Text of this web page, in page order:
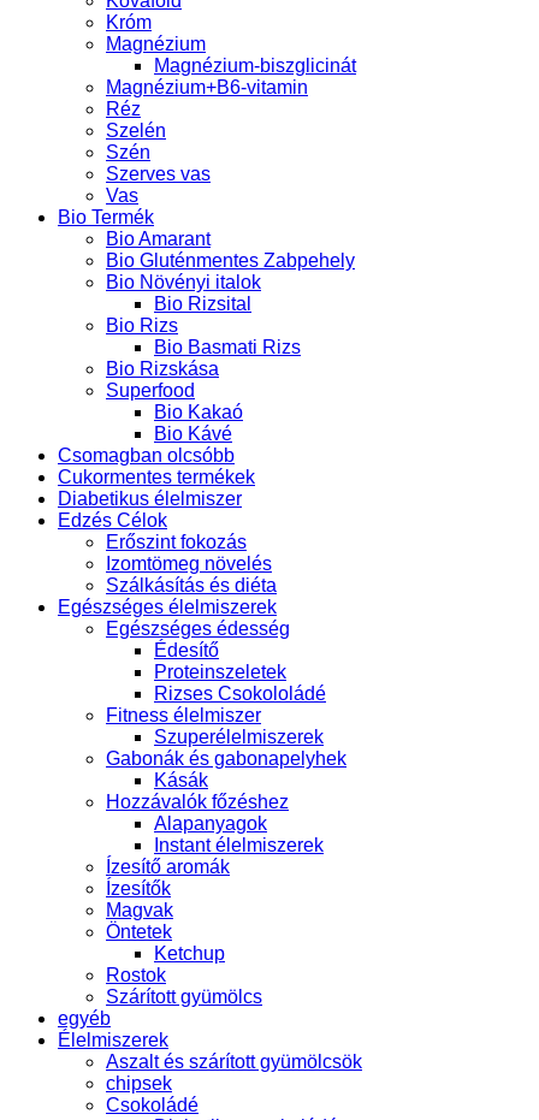
Króm
Magnézium
Magnézium-biszglicinát
Magnézium+B6-vitamin
Réz
Szelén
Szén
Szerves vas
Vas
Bio Termék
Bio Amarant
Bio Gluténmentes Zabpehely
Bio Növényi italok
Bio Rizsital
Bio Rizs
Bio Basmati Rizs
Bio Rizskása
Superfood
Bio Kakaó
Bio Kávé
Csomagban olcsóbb
Cukormentes termékek
Diabetikus élelmiszer
Edzés Célok
Erőszint fokozás
Izomtömeg növelés
Szálkásítás és diéta
Egészséges élelmiszerek
Egészséges édesség
Édesítő
Proteinszeletek
Rizses Csokololádé
Fitness élelmiszer
Szuperélelmiszerek
Gabonák és gabonapelyhek
Kásák
Hozzávalók főzéshez
Alapanyagok
Instant élelmiszerek
Ízesítő aromák
Ízesítők
Magvak
Öntetek
Ketchup
Rostok
Szárított gyümölcs
egyéb
Élelmiszerek
Aszalt és szárított gyümölcsök
chipsek
Csokoládé